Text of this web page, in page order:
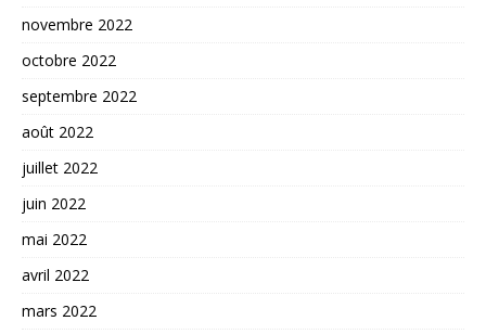
novembre 2022
octobre 2022
septembre 2022
août 2022
juillet 2022
juin 2022
mai 2022
avril 2022
mars 2022